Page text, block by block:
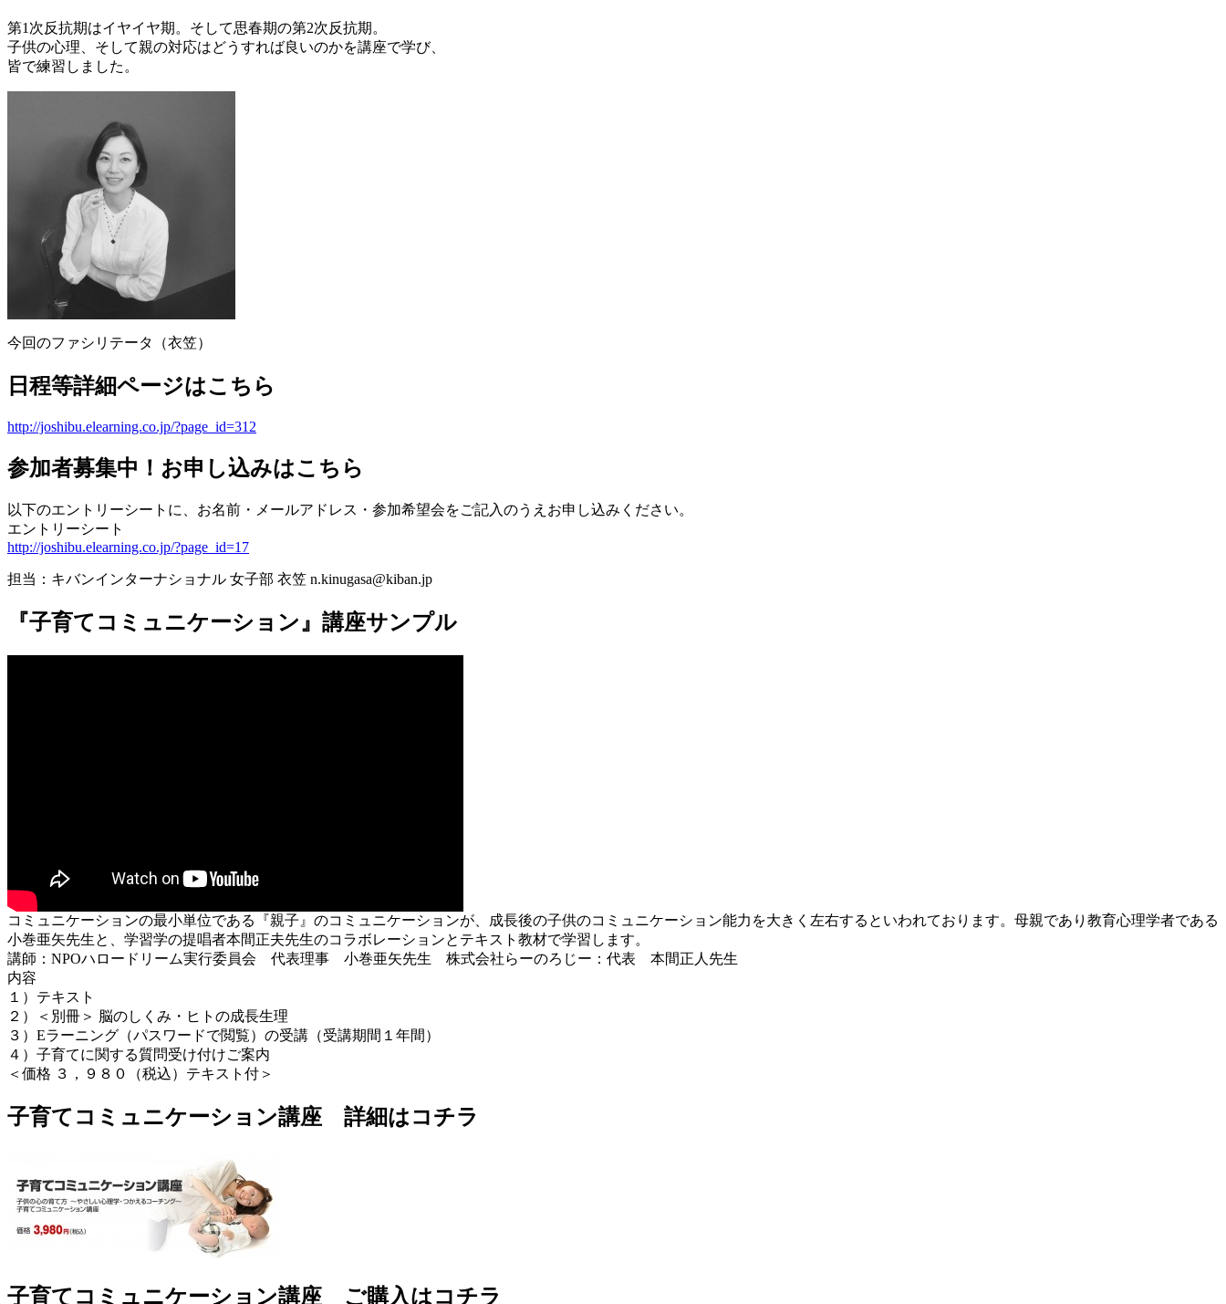
第1次反抗期はイヤイヤ期。そして思春期の第2次反抗期。
子供の心理、そして親の対応はどうすれば良いのかを講座で学び、
皆で練習しました。
今回のファシリテータ（衣笠）
日程等詳細ページはこちら
http://joshibu.elearning.co.jp/?page_id=312
参加者募集中！お申し込みはこちら
以下のエントリーシートに、お名前・メールアドレス・参加希望会をご記入のうえお申し込みください。
エントリーシート
http://joshibu.elearning.co.jp/?page_id=17
担当：キバンインターナショナル 女子部 衣笠 n.kinugasa@kiban.jp
『子育てコミュニケーション』講座サンプル
コミュニケーションの最小単位である『親子』のコミュニケーションが、成長後の子供のコミュニケーション能力を大きく左右するといわれております。母親であり教育心理学者である
小巻亜矢先生と、学習学の提唱者本間正夫先生のコラボレーションとテキスト教材で学習します。
講師：NPOハロードリーム実行委員会 代表理事 小巻亜矢先生 株式会社らーのろじー：代表 本間正人先生
内容
１）テキスト
２）＜別冊＞ 脳のしくみ・ヒトの成長生理
３）Eラーニング（パスワードで閲覧）の受講（受講期間１年間）
４）子育てに関する質問受け付けご案内
＜価格 ３，９８０（税込）テキスト付＞
子育てコミュニケーション講座 詳細はコチラ
子育てコミュニケーション講座 ご購入はコチラ